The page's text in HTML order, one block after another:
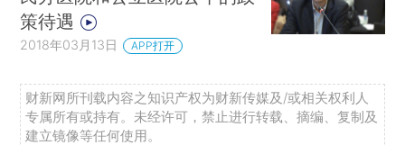
策待遇
2018年03月13日 APP打开
财新网所刊载内容之知识产权为财新传媒及/或相关权利人
专属所有或持有。未经许可，禁止进行转载、摘编、复制及
建立镜像等任何使用。